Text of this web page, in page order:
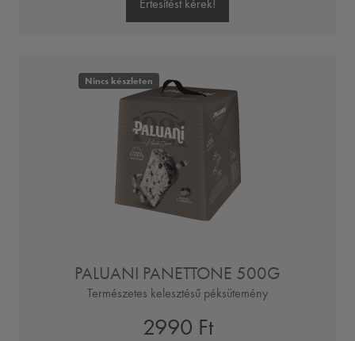
Értesítést kérek!
Nincs készleten
PALUANI PANETTONE 500G
Természetes kelesztésű péksütemény
2990 Ft